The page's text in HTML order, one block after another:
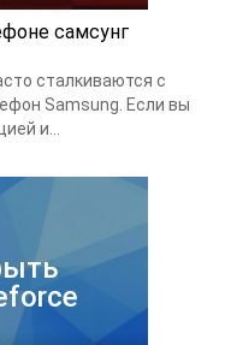
самсунг
сталкиваются с
Samsung. Если вы
и...